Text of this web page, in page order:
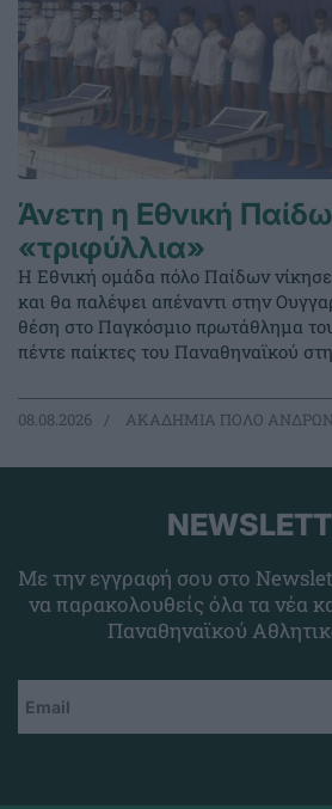
Άνετη η Εθνική
«τριφύλλια»
Η Εθνική ομάδα πόλο Παίδων
και θα παλέψει απέναντι στην
θέση στο Παγκόσμιο πρωτάθλημα
πέντε παίκτες του Παναθηναϊκού
08.08.2026 ΑΚΑΔΗΜΙΑ ΠΟΛΟ ΑΝΔΡΩΝ
Με την εγγραφή σου στο
να παρακολουθείς όλα τα νέα
Παναθηναϊκού